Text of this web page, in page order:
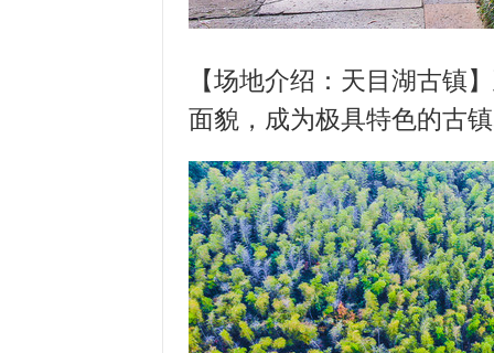
【场地介绍： 天目湖古镇
面貌，成为极具特色的古